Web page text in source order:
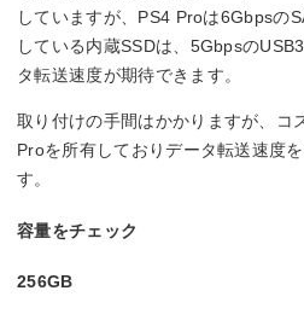
していますが、PS4 Proは6Gbpsの
している内蔵SSDは、5Gbpsの
タ転送速度が期待できます。
取り付けの手間はかかりますが、コ
Proを所有しておりデータ転送速度
す。
容量をチェック
256GB